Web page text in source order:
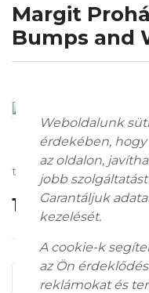
Margit
Bumps and
tapestry pair; 20 x 20 cm;
168 000Ft
Weboldalunk
érdekében,
az oldalon,
jobb
Garantáljuk
kezelését.
A cookie-k
az Ön
reklámokat és